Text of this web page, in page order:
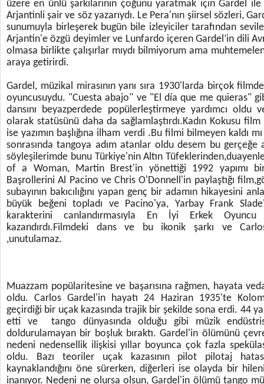
üzere en ünlü şarkılarının çoğunu yaratmak için Gardel
Arjantinli şair ve söz yazarıydı. Le Pera'nın şiirsel sözleri,
sunumuyla birleşerek bugün bile izleyiciler tarafından
Arjantin'e özgü deyimler ve Lunfardo içeren Gardel’in dili
olmasa birlikte çalışırlar mıydı bilmiyorum ama
araya getirirdi.
Gardel, müzikal mirasının yanı sıra 1930'larda birçok
oyuncusuydu. "Cuesta abajo" ve "El día que me quieras"
dansını beyazperdede popülerleştirmeye yardımcı oldu
olarak statüsünü daha da sağlamlaştırdı.Kadın Kokusu
ise yazımın başlığına ilham verdi .Bu filmi bilmeyen kaldı
sonrasında tangoya adım atanlar oldu desem bu gerçeğe
söyleşilerimde bunu Türkiye'nin Altın
of a Woman, Martin Brest'in yönettiği 1992 yapımı
Başrollerini Al Pacino ve Chris O'Donnell'in paylaştığı
subayının bakıcılığını yapan genç bir adamın hikayesini
büyük beğeni topladı ve Pacino'ya, Yarbay Frank
karakterini canlandırmasıyla En İyi Erkek
kazandırdı.Filmdeki dans ve bu ikonik şarkı ve
,unutulamaz.
Muazzam popülaritesine ve başarısına rağmen, hayata
oldu. Carlos Gardel'in hayatı 24 Haziran 1935'te
geçirdiği bir uçak kazasında trajik bir şekilde sona erdi. 44
etti ve tango dünyasında olduğu gibi müzik
doldurulamayan bir boşluk bıraktı. Gardel'in ölümünü
nedeni nedensellik ilişkisi yıllar boyunca çok fazla
oldu. Bazı teoriler uçak kazasının pilot pilotaj
kaynaklandığını öne sürerken, diğerleri ise olayda bir
inanıyor. Nedeni ne olursa olsun, Gardel'in ölümü tango